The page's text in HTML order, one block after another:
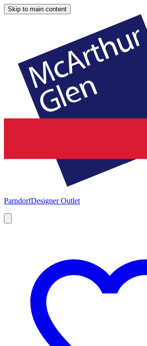
Skip to main content
ParndorfDesigner Outlet